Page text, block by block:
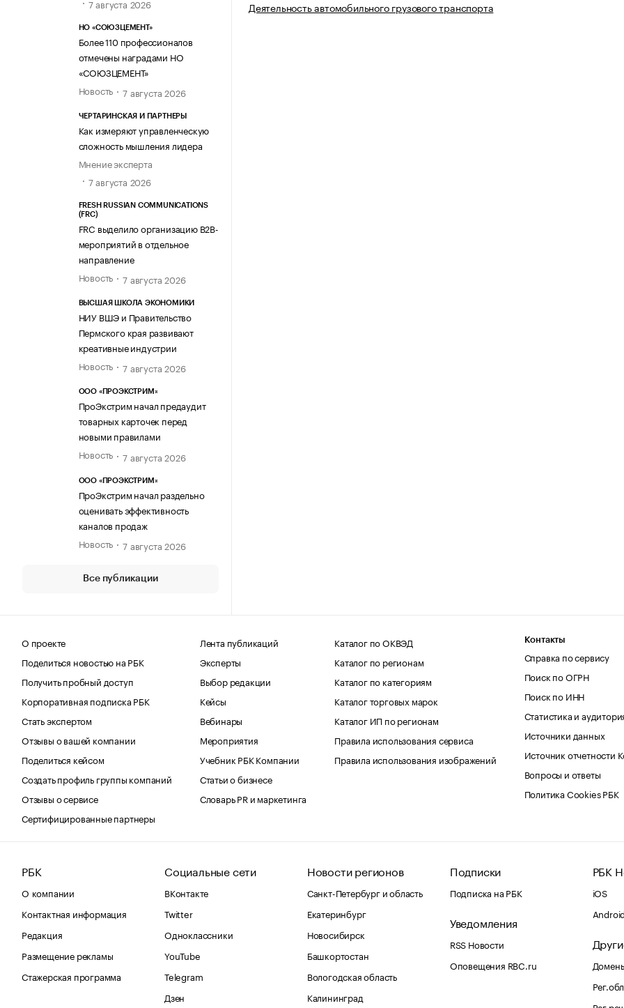
7 августа 2026
НО «СОЮЗЦЕМЕНТ»
Более 110 профессионалов
отмечены наградами НО
«СОЮЗЦЕМЕНТ»
Новость
7 августа 2026
ЧЕРТАРИНСКАЯ И ПАРТНЕРЫ
Как измеряют управленческую
сложность мышления лидера
Мнение эксперта
7 августа 2026
FRESH RUSSIAN COMMUNICATIONS
(FRC)
FRC выделило организацию B2B-
мероприятий в отдельное
направление
Новость
7 августа 2026
ВЫСШАЯ ШКОЛА ЭКОНОМИКИ
НИУ ВШЭ и Правительство
Пермского края развивают
креативные индустрии
Новость
7 августа 2026
ООО «ПРОЭКСТРИМ»
ПроЭкстрим начал предаудит
товарных карточек перед
новыми правилами
Новость
7 августа 2026
ООО «ПРОЭКСТРИМ»
ПроЭкстрим начал раздельно
оценивать эффективность
каналов продаж
Новость
7 августа 2026
Все публикации
Деятельность автомобильного грузового транспорта
О проекте
Поделиться новостью на РБК
Получить пробный доступ
Корпоративная подписка РБК
Стать экспертом
Отзывы о вашей компании
Поделиться кейсом
Создать профиль группы компаний
Отзывы о сервисе
Сертифицированные партнеры
Лента публикаций
Эксперты
Выбор редакции
Кейсы
Вебинары
Мероприятия
Учебник РБК Компании
Статьи о бизнесе
Словарь PR и маркетинга
Каталог по ОКВЭД
Каталог по регионам
Каталог по категориям
Каталог торговых марок
Каталог ИП по регионам
Правила использования сервиса
Правила использования изображений
Контакты
Справка по сервису
Поиск по ОГРН
Поиск по ИНН
Статистика и
Источники данных
Источник отчетности
Вопросы и ответы
Политика Cookies РБК
РБК
О компании
Контактная информация
Редакция
Размещение рекламы
Стажерская программа
Социальные сети
ВКонтакте
Twitter
Одноклассники
YouTube
Telegram
Дзен
Новости регионов
Санкт-Петербург и область
Екатеринбург
Новосибирск
Башкортостан
Вологодская область
Калининград
Подписки
Подписка на РБК
Уведомления
RSS Новости
Оповещения RBC.ru
РБК
iOS